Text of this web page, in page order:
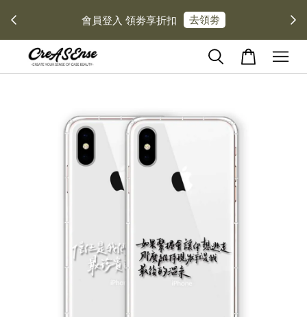
會員登入 領劵享折扣 去領劵